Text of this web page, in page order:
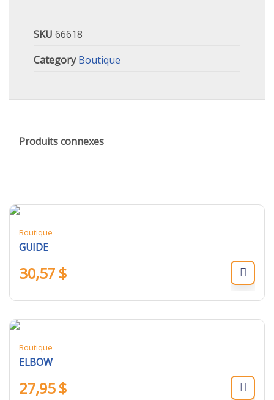
SKU 66618
Category Boutique
Produits connexes
Boutique
GUIDE
30,57 $
Boutique
ELBOW
27,95$